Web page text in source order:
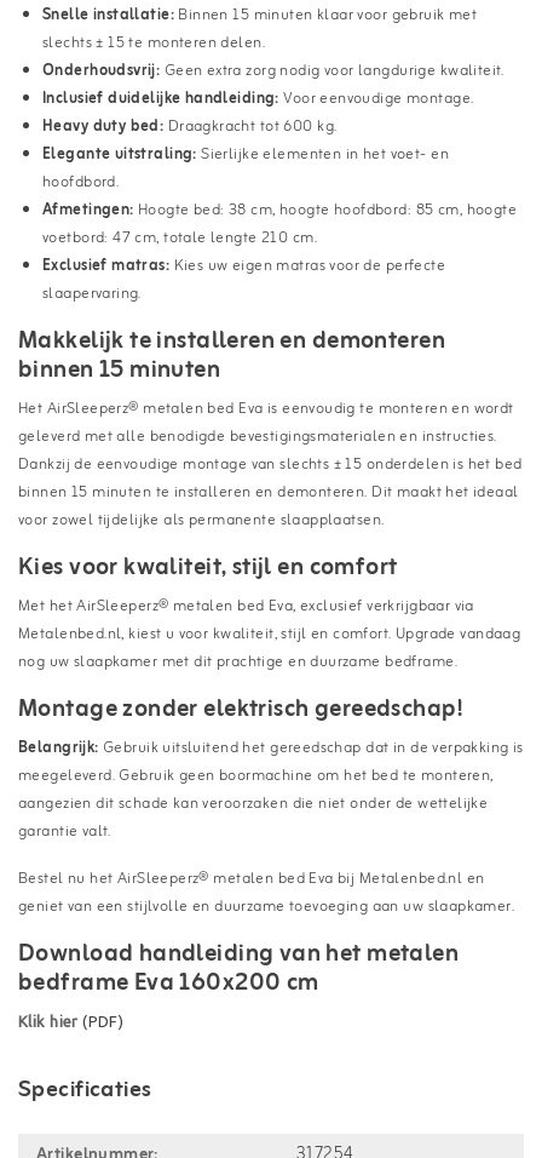
Snelle installatie:Binnen 15 minuten klaar voor gebruik met
slechts ± 15 te monteren delen.
Onderhoudsvrij: Geen extra zorg nodig voor langdurige kwaliteit.
Inclusief duidelijke handleiding:Voor eenvoudige montage.
Heavy duty bed: Draagkracht tot 600 kg.
Elegante uitstraling:Sierlijke elementen in het voet- en
hoofdbord.
Afmetingen: Hoogte bed: 38 cm, hoogte hoofdbord: 85 cm, hoogte
voetbord: 47 cm, totale lengte 210 cm.
Exclusief matras: Kies uw eigen matras voor de perfecte
slaapervaring.
Makkelijk te installeren en demonteren
binnen 15 minuten
Het AirSleeperz® metalen bed Eva is eenvoudig te monteren en wordt
geleverd met alle benodigde bevestigingsmaterialen en instructies.
Dankzij de eenvoudige montage van slechts ± 15 onderdelen is het bed
binnen 15 minuten te installeren en demonteren. Dit maakt het ideaal
voor zowel tijdelijke als permanente slaapplaatsen.
Kies voor kwaliteit, stijl en comfort
Met het AirSleeperz® metalen bed Eva, exclusief verkrijgbaar via
Metalenbed.nl, kiest u voor kwaliteit, stijl en comfort. Upgrade vandaag
nog uw slaapkamer met dit prachtige en duurzame bedframe.
Montage zonder elektrisch gereedschap!
Belangrijk: Gebruik uitsluitend het gereedschap dat in de verpakking is
meegeleverd. Gebruik geen boormachine om het bed te monteren,
aangezien dit schade kan veroorzaken die niet onder de wettelijke
garantie valt.
Bestel nu het AirSleeperz® metalen bed Eva bij Metalenbed.nl en
geniet van een stijlvolle en duurzame toevoeging aan uw slaapkamer.
Download handleiding van het metalen
bedframe Eva 160x200 cm
Klik hier (PDF)
Specificaties